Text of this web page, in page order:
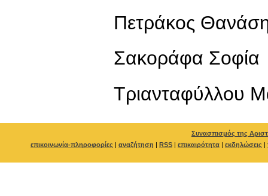
Πετράκος
Σακοράφα Σοφία
Τριανταφύλλου
Συνασπισμός της
επικοινωνία-πληροφορίες | αναζήτηση | RSS | επικαιρότητα | εκδηλώσεις |